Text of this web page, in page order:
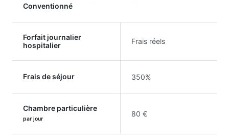
Conventionné
Forfait journalier
hospitalier
Frais réels
Frais de séjour 350%
Chambre particulière
par jour
80 €